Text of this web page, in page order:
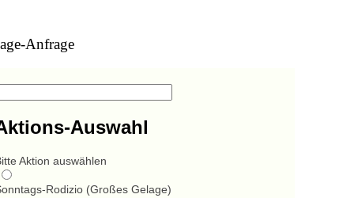
Anfrage
Auswahl
Aktion auswählen
Rodizio (Großes Gelage)